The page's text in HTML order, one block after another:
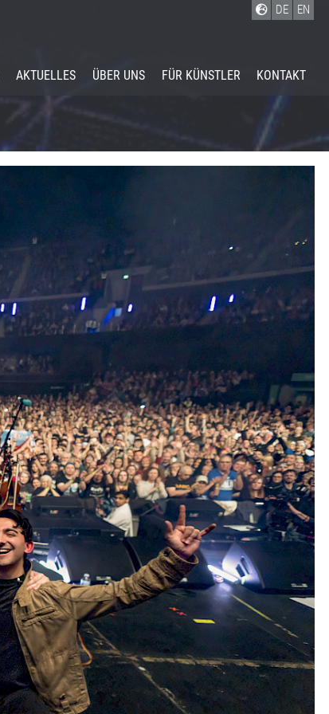
DE EN
AKTUELLES ÜBER UNS FÜR KÜNSTLER KONTAKT